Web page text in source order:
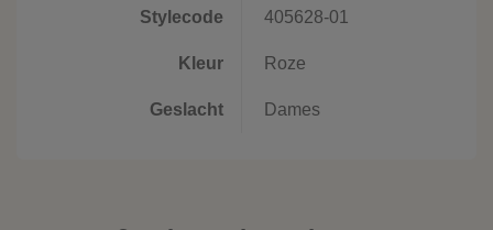
Stylecode 405628-01
Kleur Roze
Geslacht Dames